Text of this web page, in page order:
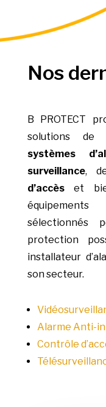
Nos
B PROTECT
solutions de
systèmes
surveillance,
d’accèset
sélectionnés
protection
installateur
son secteur.
Alarme Anti-
Contrôle